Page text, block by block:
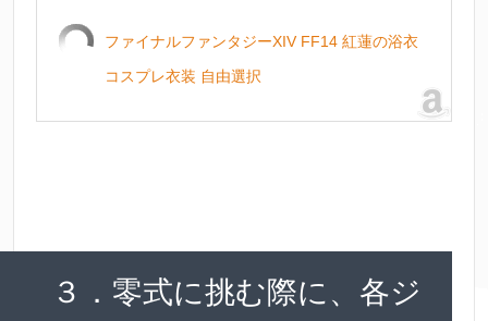
ファイナルファンタジーXIV FF14 紅蓮の浴衣
コスプレ衣装 自由選択
３．零式に挑む際に、各ジ